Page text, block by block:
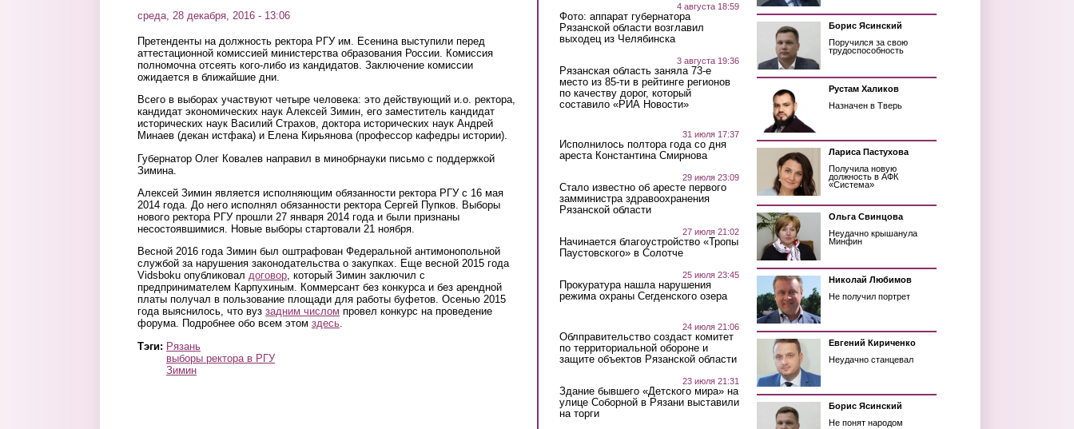
среда, 28 декабря, 2016 - 13:06
Претенденты на должность ректора РГУ им. Есенина выступили перед
аттестационной комиссией министерства образования России. Комиссия
полномочна отсеять кого-либо из кандидатов. Заключение комиссии
ожидается в ближайшие дни.
Всего в выборах участвуют четыре человека: это действующий и.о. ректора,
кандидат экономических наук Алексей Зимин, его заместитель кандидат
исторических наук Василий Страхов, доктора исторических наук Андрей
Минаев (декан истфака) и Елена Кирьянова (профессор кафедры истории).
Губернатор Олег Ковалев направил в минобрнауки письмо с поддержкой
Зимина.
Алексей Зимин является исполняющим обязанности ректора РГУ с 16 мая
2014 года. До него исполнял обязанности ректора Сергей Пупков. Выборы
нового ректора РГУ прошли 27 января 2014 года и были признаны
несостоявшимися. Новые выборы стартовали 21 ноября.
Весной 2016 года Зимин был оштрафован Федеральной антимонопольной
службой за нарушения законодательства о закупках. Еще весной 2015 года
Vidsboku опубликовал договор, который Зимин заключил с
предпринимателем Карпухиным. Коммерсант без конкурса и без арендной
платы получал в пользование площади для работы буфетов. Осенью 2015
года выяснилось, что вуз задним числом провел конкурс на проведение
форума. Подробнее обо всем этом здесь.
Тэги: Рязань
выборы ректора в РГУ
Зимин
4 августа 18:59
Фото: аппарат губернатора
Рязанской области возглавил
выходец из Челябинска
3 августа 19:36
Рязанская область заняла 73-е
место из 85-ти в рейтинге регионов
по качеству дорог, который
составило «РИА Новости»
31 июля 17:37
Исполнилось полтора года со дня
ареста Константина Смирнова
29 июля 23:09
Стало известно об аресте первого
замминистра здравоохранения
Рязанской области
27 июля 21:02
Начинается благоустройство «Тропы
Паустовского» в Солотче
25 июля 23:45
Прокуратура нашла нарушения
режима охраны Сегденского озера
24 июля 21:06
Облправительство создаст комитет
по территориальной обороне и
защите объектов Рязанской области
23 июля 21:31
Здание бывшего «Детского мира» на
улице Соборной в Рязани выставили
на торги
Борис Ясинский
Поручился за свою
трудоспособность
Рустам Халиков
Назначен в Тверь
Лариса Пастухова
Получила новую
должность в АФК
«Система»
Ольга Свинцова
Неудачно крышанула
Минфин
Николай Любимов
Не получил портрет
Евгений Кириченко
Неудачно станцевал
Борис Ясинский
Не понят народом